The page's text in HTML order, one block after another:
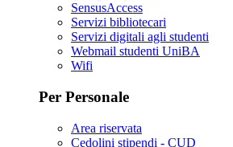
SensusAccess
Servizi bibliotecari
Servizi digitali agli studenti
Webmail studenti UniBA
Wifi
Per Personale
Area riservata
Cedolini stipendi - CUD